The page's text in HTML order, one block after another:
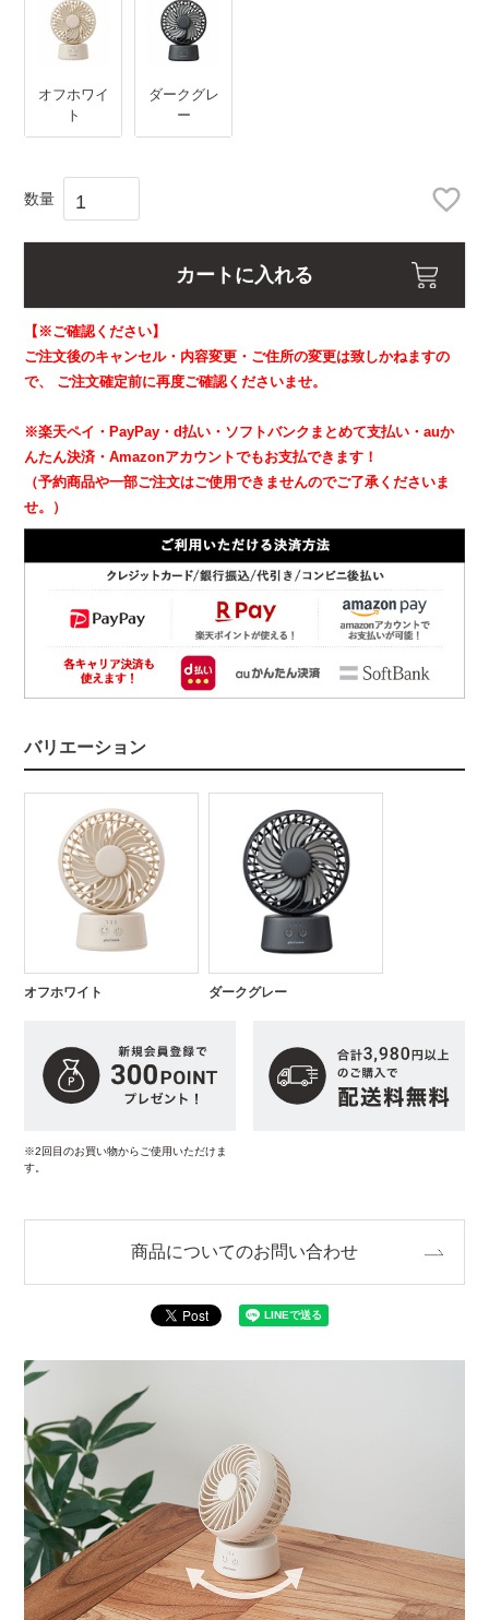
オフホワイ
ト
ダークグレ
ー
カートに入れる
【※ご確認ください】
ご注文後のキャンセル・内容変更・ご住所の変更は致しかねますの
で、
ご注文確定前に再度ご確認くださいませ。
※楽天ペイ・PayPay・d払い・ソフトバンクまとめて支払い・auか
んたん決済・Amazonアカウントでもお支払できます！
（予約商品や一部ご注文はご使用できませんのでご了承くださいま
せ。）
バリエーション
オフホワイト ダークグレー
※2回目のお買い物からご使用いただけま
す。
商品についてのお問い合わせ